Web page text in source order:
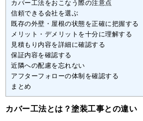
カバー工法をおこなう際の注意点
信頼できる会社を選ぶ
既存の外壁・屋根の状態を正確に把握する
メリット・デメリットを十分に理解する
見積もり内容を詳細に確認する
保証内容を確認する
近隣への配慮を忘れない
アフターフォローの体制を確認する
まとめ
カバー工法とは？塗装工事との違い